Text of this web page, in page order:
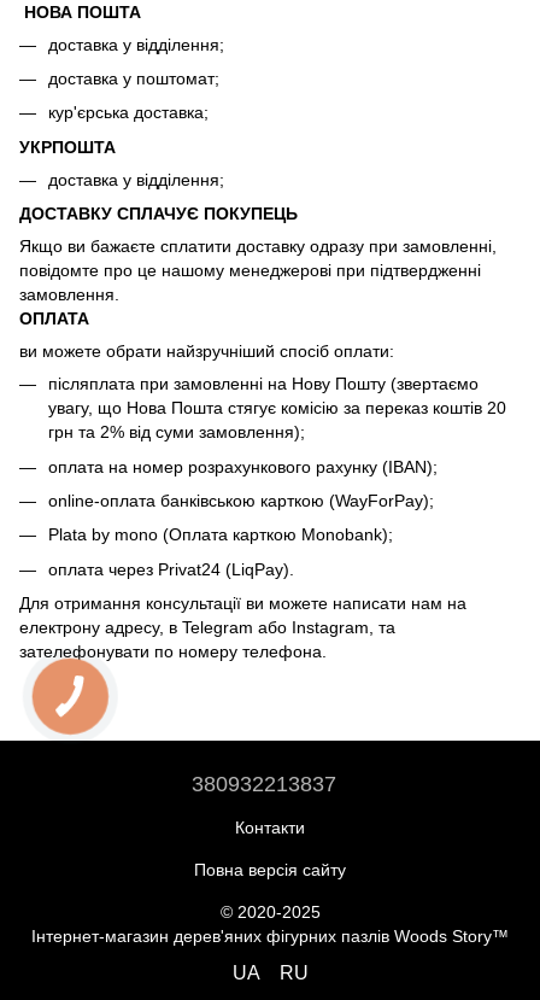
НОВА ПОШТА
доставка у відділення;
доставка у поштомат;
кур'єрська доставка;
УКРПОШТА
доставка у відділення;
ДОСТАВКУ СПЛАЧУЄ ПОКУПЕЦЬ
Якщо ви бажаєте сплатити доставку одразу при замовленні,
повідомте про це нашому менеджерові при підтвердженні
замовлення.
ОПЛАТА
ви можете обрати найзручніший спосіб оплати:
післяплата при замовленні на Нову Пошту (звертаємо
увагу, що Нова Пошта стягує комісію за переказ коштів 20
грн та 2% від суми замовлення);
оплата на номер розрахункового рахунку (IBAN);
online-оплата банківською карткою (WayForPay);
Plata by mono (Оплата карткою Monobank);
оплата через Privat24 (LiqPay).
Для отримання консультації ви можете написати нам на
електрону адресу, в Telegram або Instagram, та
зателефонувати по номеру телефона.
380932213837
Контакти
Повна версія сайту
© 2020-2025
Інтернет-магазин дерев'яних фігурних пазлів Woods Story™
UA RU